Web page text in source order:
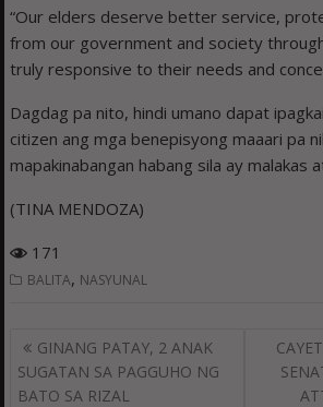
“Our elders deserve better service,
from our government and society
truly responsive to their needs and
Dagdag pa nito, hindi umano dapat
citizen ang mga benepisyong maaari pa
mapakinabangan habang sila ay malakas
(TINA MENDOZA)
171
BALITA, NASYUNAL
Post
navigation
GINANG PATAY, 2 ANAK
SUGATAN SA PAGGUHO NG
BATO SA RIZAL